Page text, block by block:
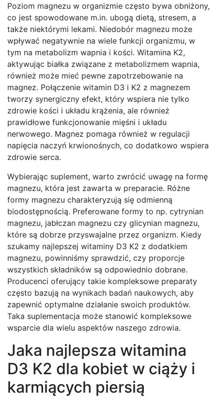
Poziom magnezu w organizmie często bywa obniżony,
co jest spowodowane m.in. ubogą dietą, stresem, a
także niektórymi lekami. Niedobór magnezu może
wpływać negatywnie na wiele funkcji organizmu, w
tym na metabolizm wapnia i kości. Witamina K2,
aktywując białka związane z metabolizmem wapnia,
również może mieć pewne zapotrzebowanie na
magnez. Połączenie witamin D3 i K2 z magnezem
tworzy synergiczny efekt, który wspiera nie tylko
zdrowie kości i układu krążenia, ale również
prawidłowe funkcjonowanie mięśni i układu
nerwowego. Magnez pomaga również w regulacji
napięcia naczyń krwionośnych, co dodatkowo wspiera
zdrowie serca.
Wybierając suplement, warto zwrócić uwagę na formę
magnezu, która jest zawarta w preparacie. Różne
formy magnezu charakteryzują się odmienną
biodostępnością. Preferowane formy to np. cytrynian
magnezu, jabłczan magnezu czy glicynian magnezu,
które są dobrze przyswajalne przez organizm. Kiedy
szukamy najlepszej witaminy D3 K2 z dodatkiem
magnezu, powinniśmy sprawdzić, czy proporcje
wszystkich składników są odpowiednio dobrane.
Producenci oferujący takie kompleksowe preparaty
często bazują na wynikach badań naukowych, aby
zapewnić optymalne działanie swoich produktów.
Taka suplementacja może stanowić kompleksowe
wsparcie dla wielu aspektów naszego zdrowia.
Jaka najlepsza witamina
D3 K2 dla kobiet w ciąży i
karmiących piersią